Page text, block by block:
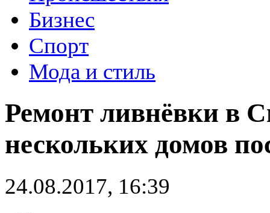
Бизнес
Спорт
Мода и стиль
Ремонт ливнёвки в
нескольких домов
24.08.2017, 16:39